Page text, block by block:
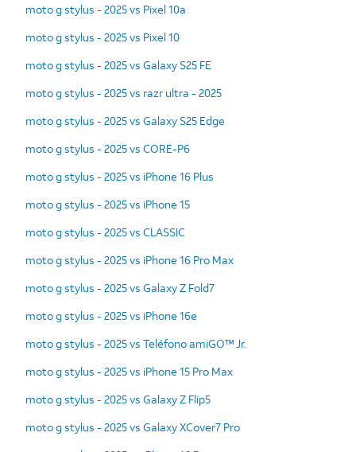
moto g stylus - 2025 vs Pixel 10a
moto g stylus - 2025 vs Pixel 10
moto g stylus - 2025 vs Galaxy S25 FE
moto g stylus - 2025 vs razr ultra - 2025
moto g stylus - 2025 vs Galaxy S25 Edge
moto g stylus - 2025 vs CORE-P6
moto g stylus - 2025 vs iPhone 16 Plus
moto g stylus - 2025 vs iPhone 15
moto g stylus - 2025 vs CLASSIC
moto g stylus - 2025 vs iPhone 16 Pro Max
moto g stylus - 2025 vs Galaxy Z Fold7
moto g stylus - 2025 vs iPhone 16e
moto g stylus - 2025 vs Teléfono amiGO™ Jr.
moto g stylus - 2025 vs iPhone 15 Pro Max
moto g stylus - 2025 vs Galaxy Z Flip5
moto g stylus - 2025 vs Galaxy XCover7 Pro